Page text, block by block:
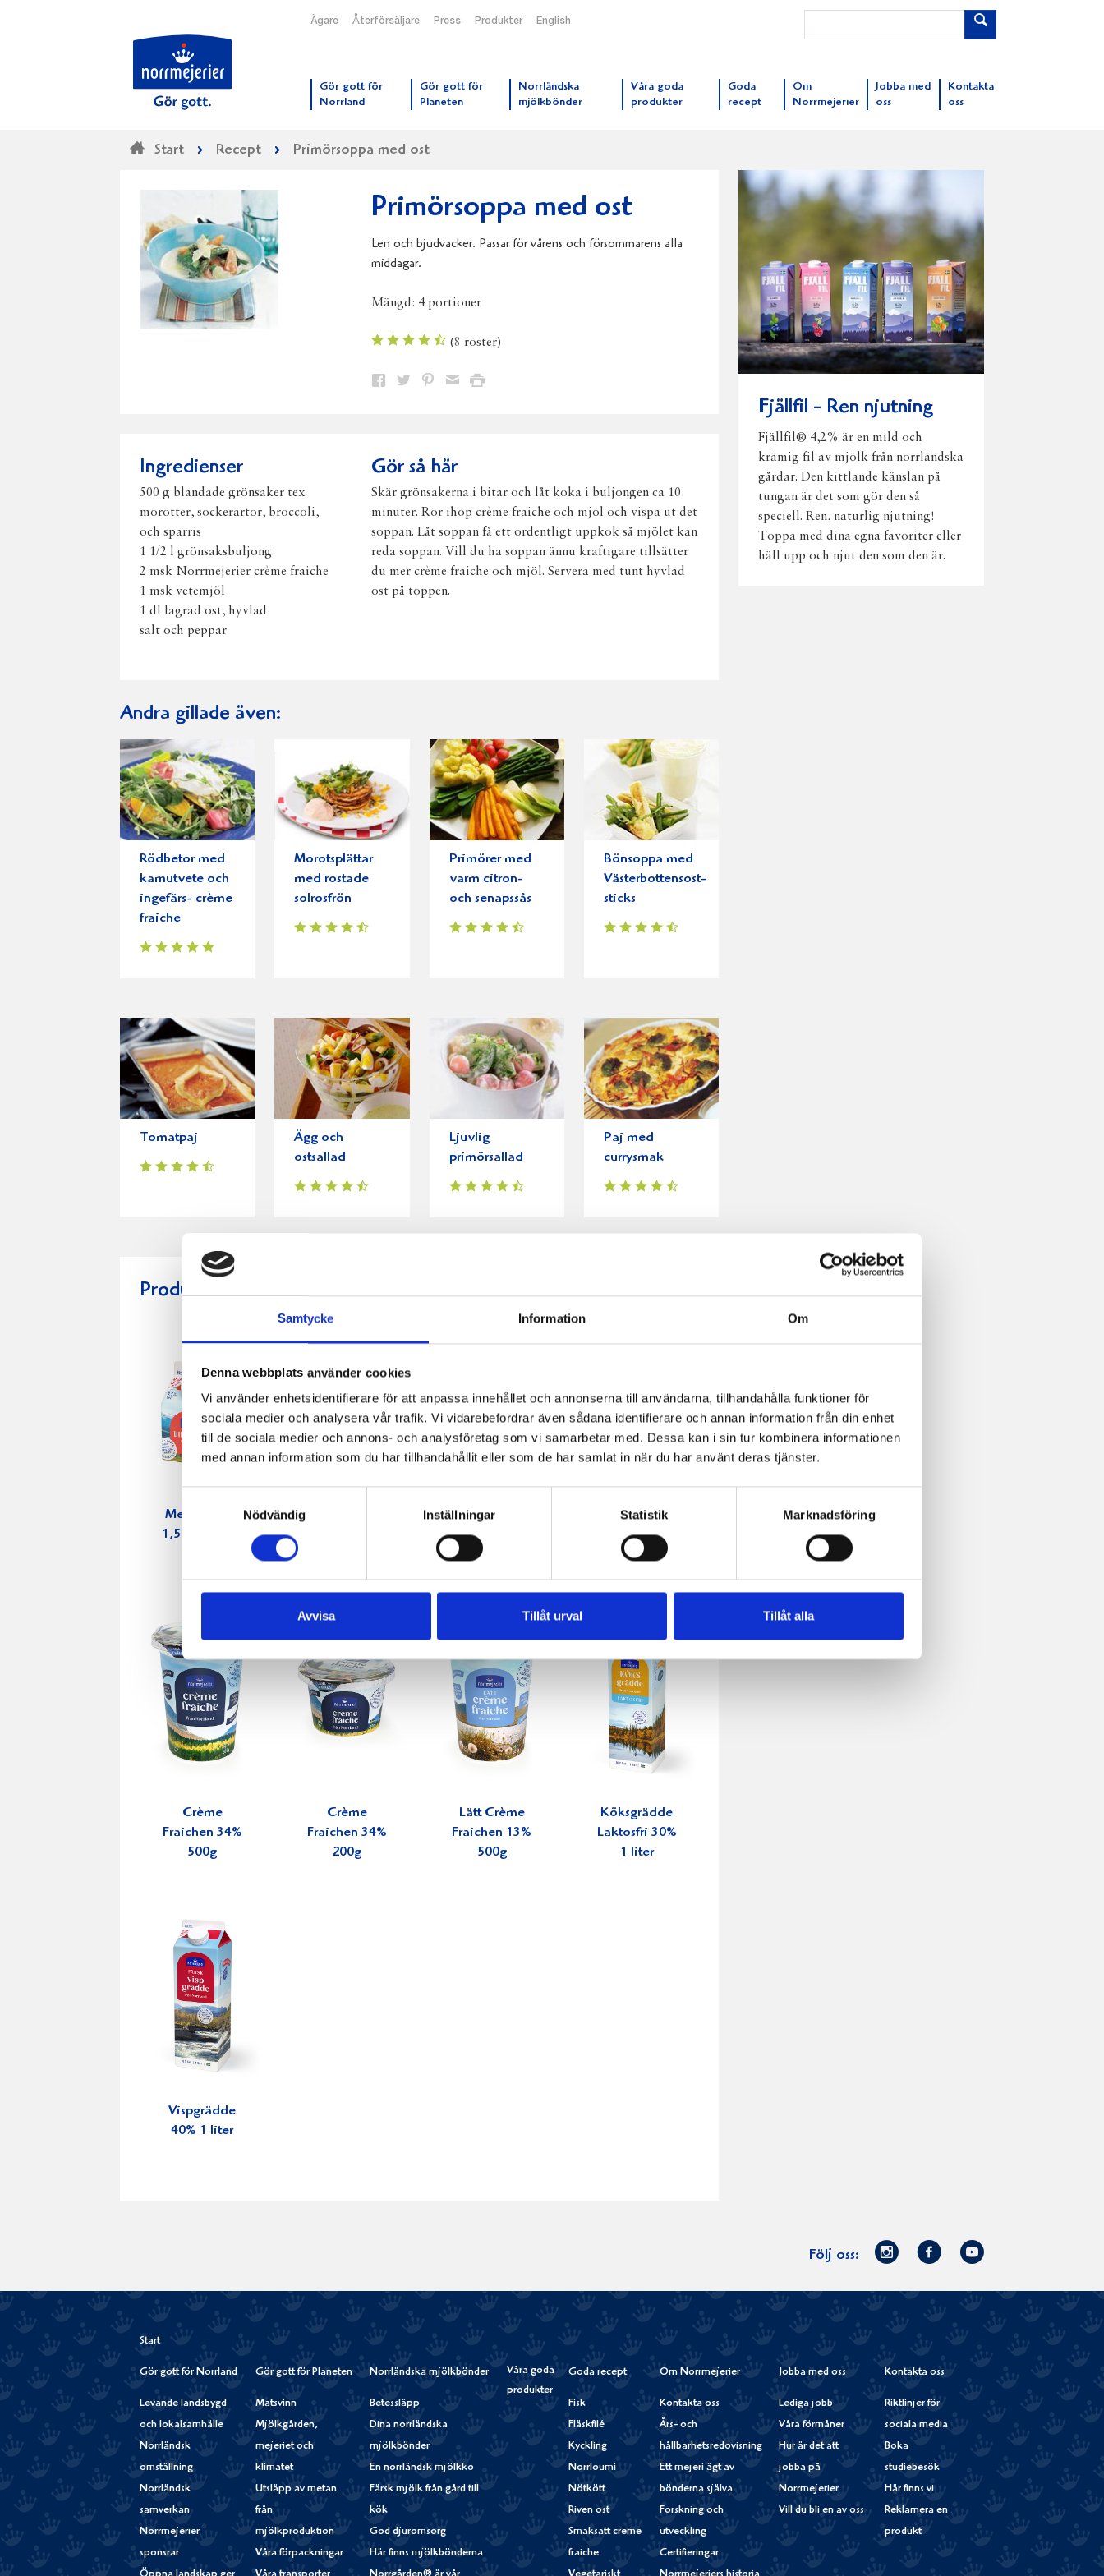
Samtycke Information Om
Denna webbplats använder cookies
Vi använder enhetsidentifierare för att anpassa innehållet och annonserna till användarna, tillhandahålla funktioner för
sociala medier och analysera vår trafik. Vi vidarebefordrar även sådana identifierare och annan information från din enhet
till de sociala medier och annons- och analysföretag som vi samarbetar med. Dessa kan i sin tur kombinera informationen
med annan information som du har tillhandahållit eller som de har samlat in när du har använt deras tjänster.
Nödvändig
Inställningar Statistik Marknadsföring
Avvisa Tillåt urval Tillåt alla
Ägare Återförsäljare Press Produkter English
Gör gott för
Norrland
Gör gott för
Planeten
Norrländska
mjölkbönder
Våra goda
produkter
Goda
recept
Om
Norrmejerier
Jobba med
oss
Kontakta
oss
Start Recept Primörsoppa med ost
Primörsoppa med ost
Len och bjudvacker. Passar för vårens och försommarens alla
middagar.
Mängd: 4 portioner
(8 röster)
Dela Dela Dela DelaSkriv
Ingredienser
500 g blandade grönsaker tex
morötter, sockerärtor, broccoli,
och sparris
1 1/2 l grönsaksbuljong
2 msk Norrmejerier crème fraiche
1 msk vetemjöl
1 dl lagrad ost, hyvlad
salt och peppar
Gör så här
Skär grönsakerna i bitar och låt koka i buljongen ca 10
minuter. Rör ihop crème fraiche och mjöl och vispa ut det
soppan. Låt soppan få ett ordentligt uppkok så mjölet kan
reda soppan. Vill du ha soppan ännu kraftigare tillsätter
du mer crème fraiche och mjöl. Servera med tunt hyvlad
ost på toppen.
Andra gillade även:
Rödbetor med
kamutvete och
ingefärs- crème
fraiche
Morotsplättar
med rostade
solrosfrön
Primörer med
varm citron-
och senapssås
Bönsoppa med
Västerbottensost-
sticks
Tomatpaj
Ägg och
ostsallad
Ljuvlig
primörsallad
Paj med
currysmak
Produkter i receptet:
Mellanmjölk
1,5% laktosfri
Päronfil 2,7%
1000g
Skogsbärsfil
2,7% 1000g
Crème
Fraichen 34%
500g
Crème
Fraichen 34%
200g
Lätt Crème
Fraichen 13%
500g
Köksgrädde
Laktosfri 30%
1 liter
Vispgrädde
40% 1 liter
Fjällfil - Ren njutning
Fjällfil® 4,2% är en mild och
krämig fil av mjölk från norrländska
gårdar. Den kittlande känslan på
tungan är det som gör den så
speciell. Ren, naturlig njutning!
Toppa med dina egna favoriter eller
häll upp och njut den som den är.
Följ oss:
Norrmejerier
Instagram
Facebook
Youtube
Start
Gör gott för Norrland
Levande landsbygd
och lokalsamhälle
Norrländsk
omställning
Norrländsk
samverkan
Norrmejerier
sponsrar
Gör gott för Planeten
Matsvinn
Mjölkgården,
mejeriet och
klimatet
Utsläpp av metan
från
mjölkproduktion
Våra förpackningar
Norrländska mjölkbönder
Betessläpp
Dina norrländska
mjölkbönder
En norrländsk mjölkko
Färsk mjölk från gård till
kök
God djuromsorg
Här finns mjölkbönderna
Våra goda
produkter
Goda recept
Fisk
Fläskfilé
Kyckling
Norrloumi
Nötkött
Riven ost
Smaksatt creme
fraiche
Om Norrmejerier
Kontakta oss
Års- och
hållbarhetsredovisning
Ett mejeri ägt av
bönderna själva
Forskning och
utveckling
Certifieringar
Jobba med oss
Lediga jobb
Våra förmåner
Hur är det att
jobba på
Norrmejerier
Vill du bli en av oss
Kontakta oss
Riktlinjer för
sociala media
Boka
studiebesök
Här finns vi
Reklamera en
produkt